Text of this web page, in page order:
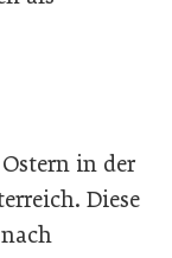
in der
Diese